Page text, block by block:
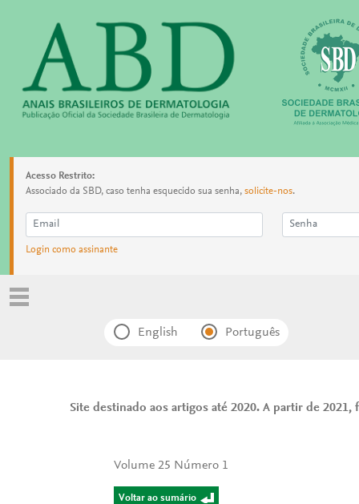
Acesso Restrito:
Associado da SBD, caso tenha esquecido sua senha, solicite-nos.
Login como assinante
English Português
Site destinado aos artigos até 2020. A partir de
Volume 25 Número 1
Voltar ao sumário